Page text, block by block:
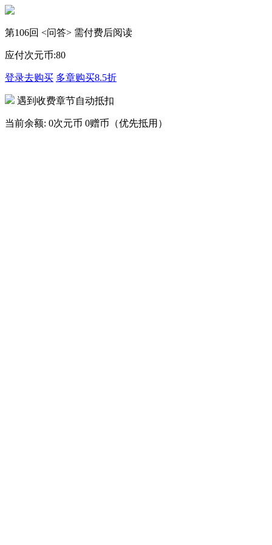
第106回 <问答> 需付费后阅读
应付次元币:80
登录去购买 多章购买8.5折
遇到收费章节自动抵扣
当前余额: 0次元币 0赠币（优先抵用）